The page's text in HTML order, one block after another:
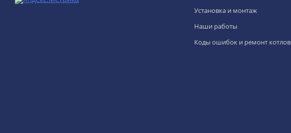
Установка и монтаж
Наши работы
Коды ошибок и ремонт котлов